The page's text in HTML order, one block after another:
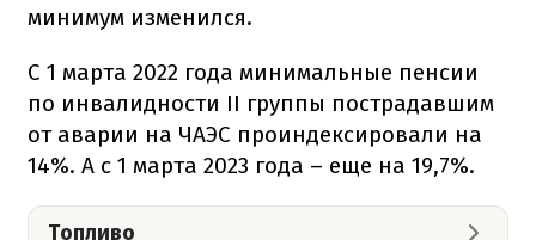
минимум изменился.
С 1 марта 2022 года минимальные пенсии
по инвалидности ІІ группы пострадавшим
от аварии на ЧАЭС проиндексировали на
14%. А с 1 марта 2023 года – еще на 19,7%.
Топливо